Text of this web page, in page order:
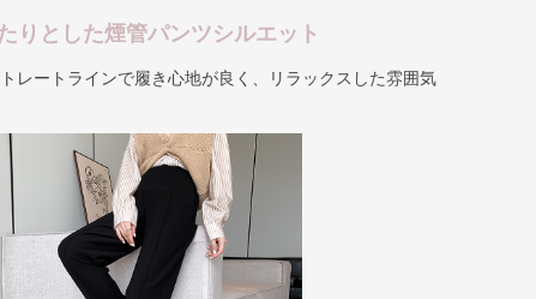
りとした煙管パンツシルエット
レートラインで履き心地が良く、リラックスした雰囲気